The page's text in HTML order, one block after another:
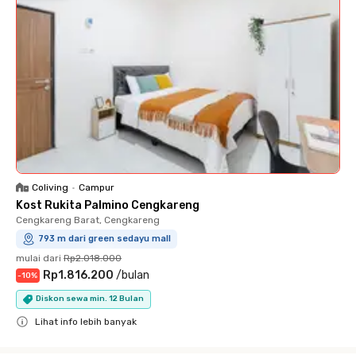
Coliving • Campur
Kost Rukita Palmino Cengkareng
Cengkareng Barat, Cengkareng
793 m dari green sedayu mall
mulai dari Rp2.018.000
-10% Rp1.816.200 /bulan
Diskon sewa min. 12 Bulan
Lihat info lebih banyak